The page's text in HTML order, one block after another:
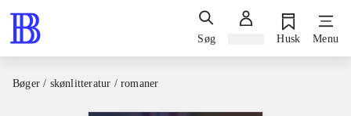
Søg Husk Menu
Bøger / skønlitteratur / romaner